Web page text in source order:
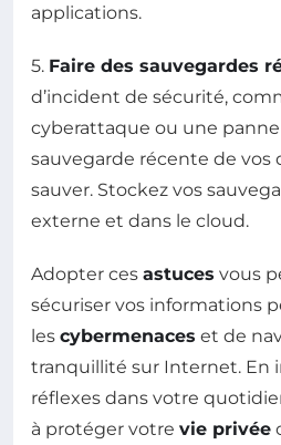
applications.
5. Faire des sauvegardes
d’incident de sécurité,
cyberattaque ou une
sauvegarde récente de vos
sauver. Stockez vos
externe et dans le cloud.
Adopter ces astuces vous
sécuriser vos informations
les cybermenaces et de
tranquillité sur Internet. En
réflexes dans votre
à protéger votre vie privée